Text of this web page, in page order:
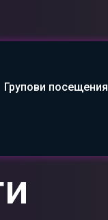
Групови посещения